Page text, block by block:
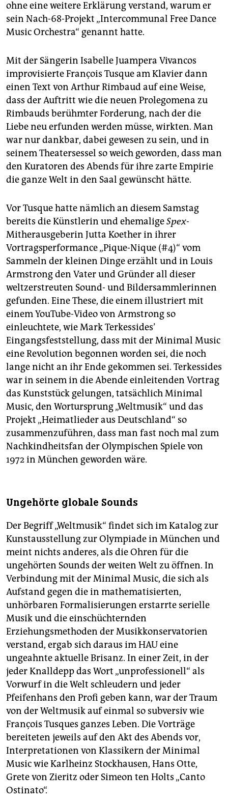
ohne eine weitere Erklärung verstand, warum er
sein Nach-68-Projekt „Intercommunal Free Dance
Music Orchestra“ genannt hatte.
Mit der Sängerin Isabelle Juampera Vivancos
improvisierte François Tusque am Klavier dann
einen Text von Arthur Rimbaud auf eine Weise,
dass der Auftritt wie die neuen Prolegomena zu
Rimbauds berühmter Forderung, nach der die
Liebe neu erfunden werden müsse, wirkten. Man
war nur dankbar, dabei gewesen zu sein, und in
seinem Theatersessel so weich geworden, dass man
den Kuratoren des Abends für ihre zarte Empirie
die ganze Welt in den Saal gewünscht hätte.
Vor Tusque hatte nämlich an diesem Samstag
bereits die Künstlerin und ehemaligeSpex-
Mitherausgeberin Jutta Koether in ihrer
Vortragsperformance „Pique-Nique (#4)“ vom
Sammeln der kleinen Dinge erzählt und in Louis
Armstrong den Vater und Gründer all dieser
weltzerstreuten Sound- und Bildersammlerinnen
gefunden. Eine These, die einem illustriert mit
einem YouTube-Video von Armstrong so
einleuchtete, wie Mark Terkessides’
Eingangsfeststellung, dass mit der Minimal Music
eine Revolution begonnen worden sei, die noch
lange nicht an ihr Ende gekommen sei. Terkessides
war in seinem in die Abende einleitenden Vortrag
das Kunststück gelungen, tatsächlich Minimal
Music, den Wortursprung „Weltmusik“ und das
Projekt „Heimatlieder aus Deutschland“ so
zusammenzuführen, dass man fast noch mal zum
Nachkindheitsfan der Olympischen Spiele von
1972 in München geworden wäre.
Ungehörte globale Sounds
Der Begriff „Weltmusik“ findet sich im Katalog zur
Kunstausstellung zur Olympiade in München und
meint nichts anderes, als die Ohren für die
ungehörten Sounds der weiten Welt zu öffnen. In
Verbindung mit der Minimal Music, die sich als
Aufstand gegen die in mathematisierten,
unhörbaren Formalisierungen erstarrte serielle
Musik und die einschüchternden
Erziehungsmethoden der Musikkonservatorien
verstand, ergab sich daraus im HAU eine
ungeahnte aktuelle Brisanz. In einer Zeit, in der
jeder Knalldepp das Wort „unprofessionell“ als
Vorwurf in die Welt schleudern und jeder
Pfeifenhans den Profi geben kann, war der Traum
von der Weltmusik auf einmal so subversiv wie
François Tusques ganzes Leben. Die Vorträge
bereiteten jeweils auf den Akt des Abends vor,
Interpretationen von Klassikern der Minimal
Music wie Karlheinz Stockhausen, Hans Otte,
Grete von Zieritz oder Simeon ten Holts „Canto
Ostinato“.